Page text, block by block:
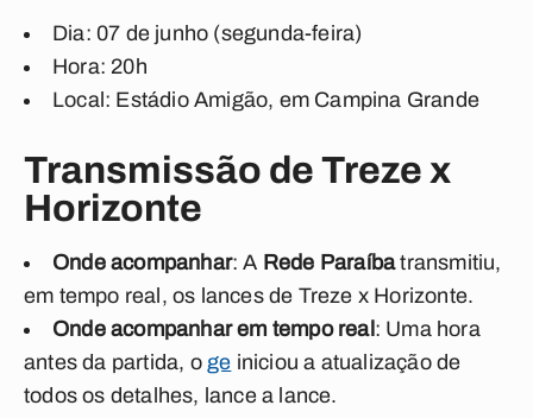
Dia: 07 de junho (segunda-feira)
Hora: 20h
Local: Estádio Amigão, em Campina Grande
Transmissão de Treze x
Horizonte
Onde acompanhar: A Rede Paraíbatransmitiu,
em tempo real, os lances de Treze x Horizonte.
Onde acompanhar em tempo real : Uma hora
antes da partida, o ge iniciou a atualização de
todos os detalhes, lance a lance.